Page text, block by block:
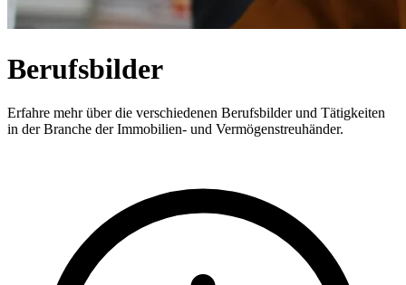
Berufsbilder
Erfahre mehr über die verschiedenen Berufsbilder und Tätigkeiten
in der Branche der Immobilien- und Vermögenstreuhänder.